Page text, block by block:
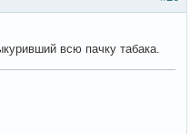
всю пачку табака.